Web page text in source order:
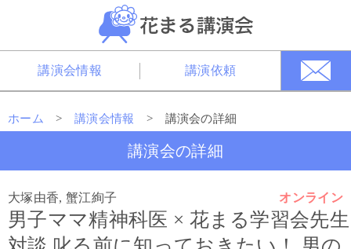
講演会情報 講演依頼
ホーム > 講演会情報 > 講演会の詳細
講演会の詳細
大塚由香, 蟹江絢子 オンライン
男子ママ精神科医 × 花まる学習会先生